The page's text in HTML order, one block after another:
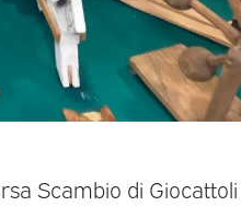
Scambio di Giocattoli